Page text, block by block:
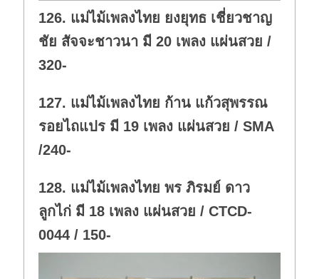
n
.
126. แม่ไม้เพลงไทย ยงยุทธ เชี่ยวชาญ
ชัย สัจจะชาวนา มี 20 เพลง แผ่นสวย /
320-
127. แม่ไม้เพลงไทย ก้าน แก้วสุพรรณ
รอยไถแปร มี 19 เพลง แผ่นสวย / SMA
/240-
128. แม่ไม้เพลงไทย พร ภิรมย์ ดาว
ลูกไก่ มี 18 เพลง แผ่นสวย / CTCD-
0044 / 150-